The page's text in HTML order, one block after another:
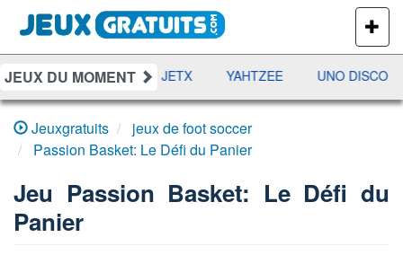
PLUS
DE
JEUX
JEUX DU MOMENT
DAMES RAMI JETX YAHTZEE UNO DISCO
Jeuxgratuits
jeux de foot soccer
Passion Basket: Le Défi du Panier
Jeu Passion Basket: Le Défi du
Panier